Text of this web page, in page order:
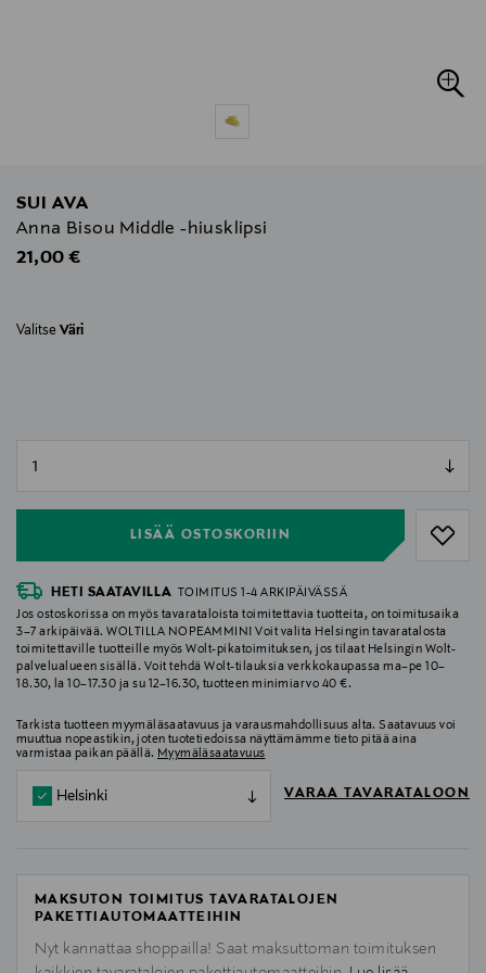
SUI AVA
Anna Bisou Middle -hiusklipsi
Original Price
21,00 €
Valitse Väri
LISÄÄ OSTOSKORIIN
HETI SAATAVILLA
TOIMITUS 1-4 ARKIPÄIVÄSSÄ
Jos ostoskorissa on myös tavarataloista toimitettavia tuotteita, on toimitusaika
3–7 arkipäivää. WOLTILLA NOPEAMMIN! Voit valita Helsingin tavaratalosta
toimitettaville tuotteille myös Wolt-pikatoimituksen, jos tilaat Helsingin Wolt-
palvelualueen sisällä. Voit tehdä Wolt-tilauksia verkkokaupassa ma–pe 10–
18.30, la 10–17.30 ja su 12–16.30, tuotteen minimiarvo 40 €.
Tarkista tuotteen myymäläsaatavuus ja varausmahdollisuus alta. Saatavuus voi
muuttua nopeastikin, joten tuotetiedoissa näyttämämme tieto pitää aina
varmistaa paikan päällä. Myymäläsaatavuus
Helsinki VARAA TAVARATALOON
MAKSUTON TOIMITUS TAVARATALOJEN
PAKETTIAUTOMAATTEIHIN
Nyt kannattaa shoppailla! Saat maksuttoman toimituksen